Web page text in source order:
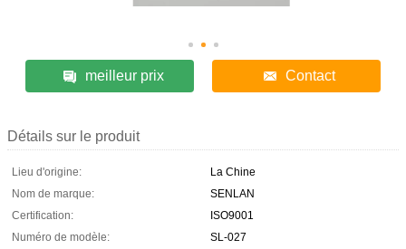
meilleur prix Contact
Détails sur le produit
Lieu d'origine:
La Chine
Nom de marque:
SENLAN
Certification:
ISO9001
Numéro de modèle:
SL-027